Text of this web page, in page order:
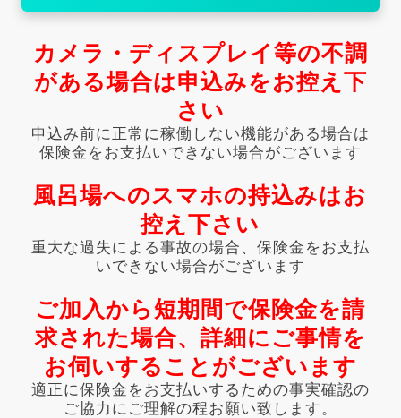
カメラ・ディスプレイ等の不調
がある場合は申込みをお控え下
さい
申込み前に正常に稼働しない機能がある場合は
保険金をお支払いできない場合がございます
風呂場へのスマホの持込みはお
控え下さい
重大な過失による事故の場合、保険金をお支払
いできない場合がございます
ご加入から短期間で保険金を請
求された場合、詳細にご事情を
お伺いすることがございます
適正に保険金をお支払いするための事実確認の
ご協力にご理解の程お願い致します。